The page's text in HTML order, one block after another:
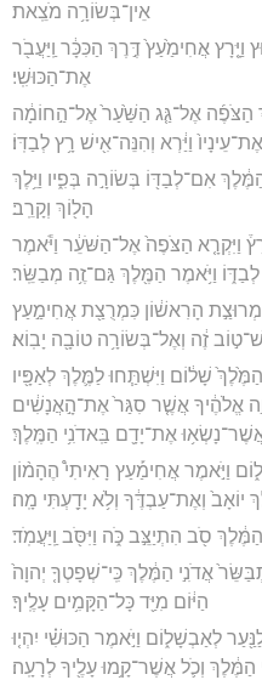
אֵין־בְּשׂוֹרָ֥ה מֹצֵֽאת׃
וַיָּ֤רָץ אֲחִימַ֙עַץ֙ דֶּ֣רֶךְ הַכִּכָּ֔ר וַֽיַּעֲבֹ֖ר
אֶת־הַכּוּשִֽׁי׃
הַצֹּפֶ֜ה אֶל־גַּ֤ג הַשַּׁ֙עַר֙ אֶל־הַ֣חוֹמָ֔ה
וַיַּ֔רְא וְהִנֵּה־אִ֖ישׁ רָ֥ץ לְבַדּֽוֹ׃
אִם־לְבַדּ֖וֹ בְּשׂוֹרָ֣ה בְּפִ֑יו וַיֵּ֥לֶךְ
הָל֖וֹךְ וְקָרֵֽב׃
וַיִּקְרָ֤א הַצֹּפֶה֙ אֶל־הַשֹּׁעֵ֔ר וַיֹּ֕אמֶר
וַיֹּ֥אמֶר הַמֶּ֖לֶךְ גַּם־זֶ֥ה מְבַשֵּֽׂר׃
הָרִאשׁ֔וֹן כִּמְרֻצַ֖ת אֲחִימַ֣עַץ
זֶ֔ה וְאֶל־בְּשׂוֹרָ֥ה טוֹבָ֖ה יָבֽוֹא׃
שָׁל֔וֹם וַיִּשְׁתַּ֧חוּ לַמֶּ֛לֶךְ לְאַפָּ֖יו
אֱלֹהֶ֔יךָ אֲשֶׁ֤ר סִגַּר֙ אֶת־הָ֣אֲנָשִׁ֔ים
אֶת־יָדָ֖ם בַּֽאדֹנִ֥י הַמֶּֽלֶךְ׃
וַיֹּ֣אמֶר אֲחִימַ֡עַץ רָאִיתִי֩ הֶהָמ֨וֹן
וְאֶת־עַבְדֶּ֔ךָ וְלֹ֥א יָדַ֖עְתִּי מָֽה׃
סֹ֖ב הִתְיַצֵּ֣ב כֹּ֑ה וַיִּסֹּ֖ב וַֽיַּעֲמֹֽד׃
אֲדֹנִ֣י הַמֶּ֔לֶךְ כִּֽי־שְׁפָטְךָ֤ יְהוָה֙
הַיּ֔וֹם מִיַּ֖ד כָּל־הַקָּמִ֥ים עָלֶֽיךָ׃
לְאַבְשָׁל֑וֹם וַיֹּ֣אמֶר הַכּוּשִׁ֗י יִהְי֤וּ
הַמֶּ֔לֶךְ וְכֹ֛ל אֲשֶׁר־קָ֥מוּ עָלֶ֖יךָ לְרָעָֽה׃